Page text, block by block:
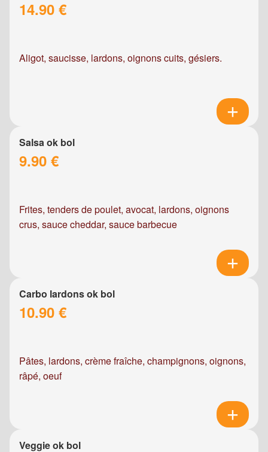
14.90 €
Aligot, saucisse, lardons, oignons cuits, gésiers.
Salsa ok bol
9.90 €
Frites, tenders de poulet, avocat, lardons, oignons
crus, sauce cheddar, sauce barbecue
Carbo lardons ok bol
10.90 €
Pâtes, lardons, crème fraîche, champignons, oignons,
râpé, oeuf
Veggie ok bol